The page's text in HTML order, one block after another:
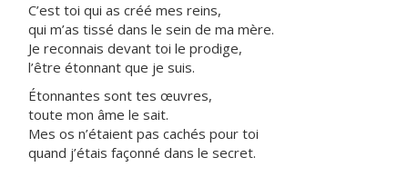
C’est toi qui as créé mes reins,
qui m’as tissé dans le sein de ma mère.
Je reconnais devant toi le prodige,
l’être étonnant que je suis.
Étonnantes sont tes œuvres,
toute mon âme le sait.
Mes os n’étaient pas cachés pour toi
quand j’étais façonné dans le secret.